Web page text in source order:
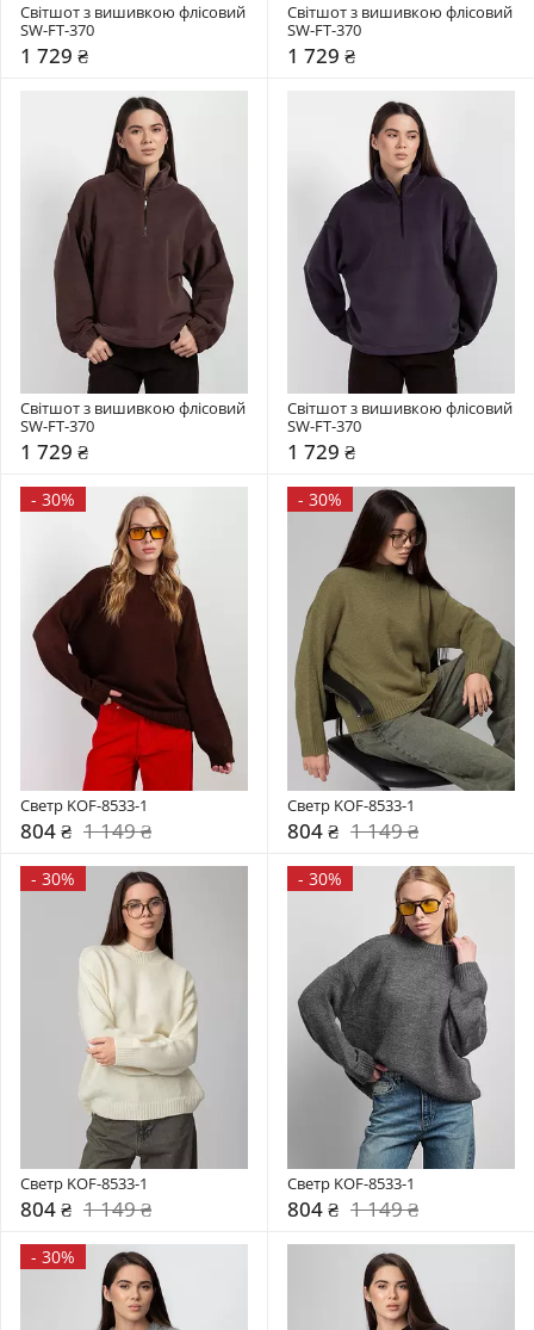
Світшот з вишивкою флісовий
SW-FT-370
1 729 ₴
Світшот з вишивкою флісовий
SW-FT-370
1 729 ₴
Світшот з вишивкою флісовий
SW-FT-370
1 729 ₴
Світшот з вишивкою флісовий
SW-FT-370
1 729 ₴
- 30%
Светр KOF-8533-1
804 ₴ 1 149 ₴
- 30%
Светр KOF-8533-1
804 ₴ 1 149 ₴
- 30%
Светр KOF-8533-1
804 ₴ 1 149 ₴
- 30%
Светр KOF-8533-1
804 ₴ 1 149 ₴
- 30%